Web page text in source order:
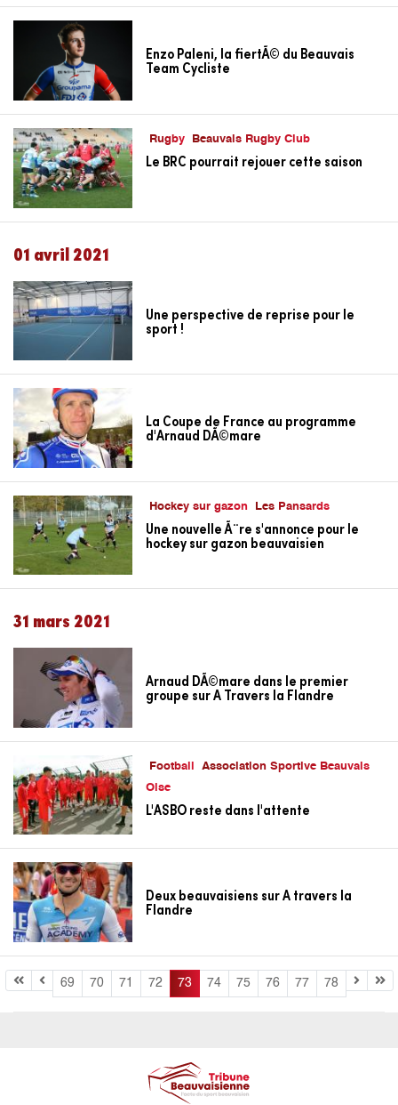
Enzo Paleni, la fiertÃ© du Beauvais
Team Cycliste
Rugby Beauvais Rugby Club
Le BRC pourrait rejouer cette saison
01 avril 2021
Une perspective de reprise pour le
sport !
La Coupe de France au programme
d'Arnaud DÃ©mare
Hockey sur gazon Les Pansards
Une nouvelle Ã¨re s'annonce pour le
hockey sur gazon beauvaisien
31 mars 2021
Arnaud DÃ©mare dans le premier
groupe sur A Travers la Flandre
Football
Association Sportive Beauvais
Oise
L'ASBO reste dans l'attente
Deux beauvaisiens sur A travers la
Flandre
69 70 71 72 73 74 75 76 77 78